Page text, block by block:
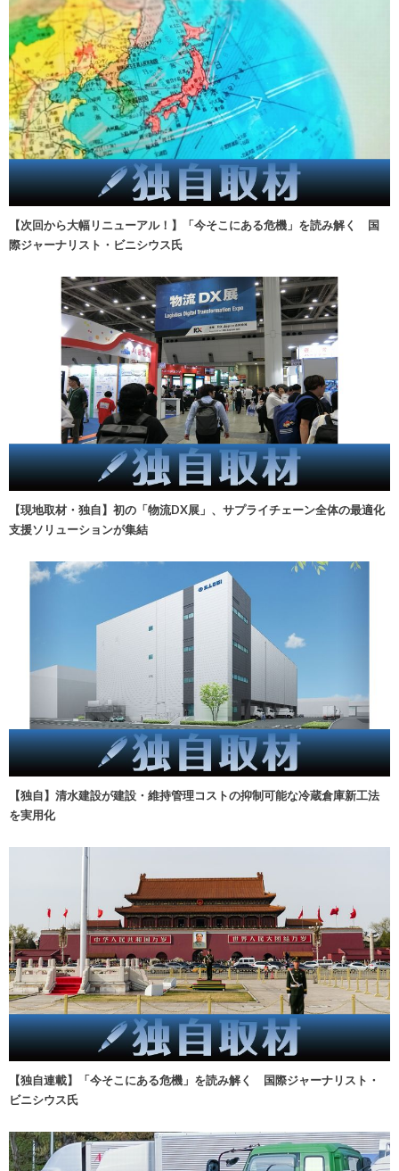
【次回から大幅リニューアル！】「今そこにある危機」を読み解く 国
際ジャーナリスト・ビニシウス氏
【現地取材・独自】初の「物流DX展」、サプライチェーン全体の最適化
支援ソリューションが集結
【独自】清水建設が建設・維持管理コストの抑制可能な冷蔵倉庫新工法
を実用化
【独自連載】「今そこにある危機」を読み解く 国際ジャーナリスト・
ビニシウス氏